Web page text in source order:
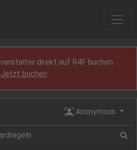
direkt auf R4F buchen.
Jetzt buchen
Anonymous